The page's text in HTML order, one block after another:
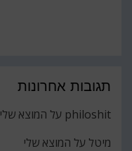
תגובות אחרונות
philoshit על המוצא שלי
מיטל על המוצא שלי